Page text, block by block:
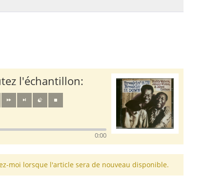
l'échantillon:
0:00
moi lorsque l'article sera de nouveau disponible.